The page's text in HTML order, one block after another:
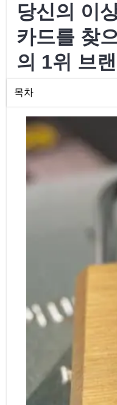
당신의 이
카드를 찾
의 1위 브
목차
당신의 이상적인 보안 신
드들
오늘날의 주요 보증금이
알맞은 보안 신용카드를